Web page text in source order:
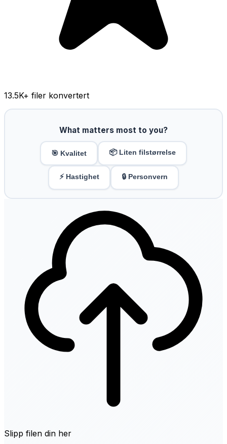
13.5K+ filer konvertert
What matters most to you?
🎯 Kvalitet 📦 Liten filstørrelse
⚡ Hastighet 🔒 Personvern
Slipp filen din her